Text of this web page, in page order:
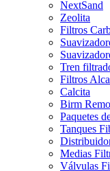
NextSand
Zeolita
Filtros
Tren
Filtros
Calcita
Birm
Paquetes
Tanques
Medias
Válvulas